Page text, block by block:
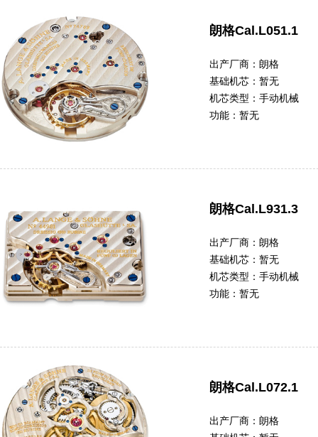
朗格Cal.L051.1
出产厂商： 朗格
基础机芯： 暂无
机芯类型： 手动机械
功能： 暂无
朗格Cal.L931.3
出产厂商： 朗格
基础机芯： 暂无
机芯类型： 手动机械
功能： 暂无
朗格Cal.L072.1
出产厂商： 朗格